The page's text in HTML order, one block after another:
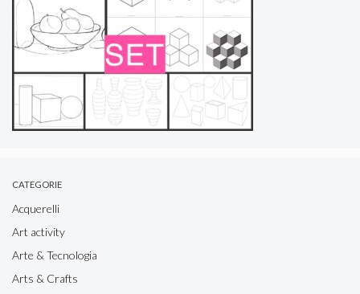
CATEGORIE
Acquerelli
Art activity
Arte & Tecnologia
Arts & Crafts